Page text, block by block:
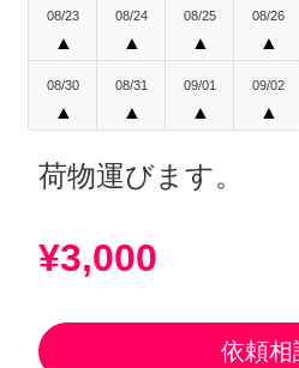
08/23
▲
08/24
▲
08/25
▲
08/26
▲
08/30
▲
08/31
▲
09/01
▲
09/02
▲
荷物運びます。
¥3,000
依頼相